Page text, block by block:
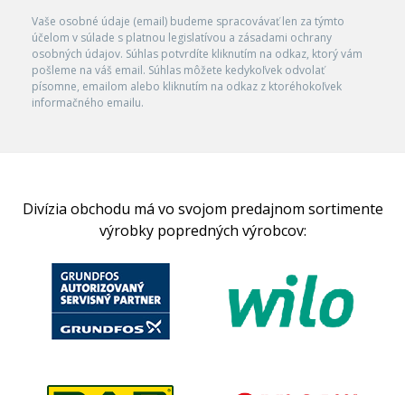
Vaše osobné údaje (email) budeme spracovávať len za týmto
účelom v súlade s platnou legislatívou a zásadami ochrany
osobných údajov. Súhlas potvrdíte kliknutím na odkaz, ktorý vám
pošleme na váš email. Súhlas môžete kedykoľvek odvolať
písomne, emailom alebo kliknutím na odkaz z ktoréhokoľvek
informačného emailu.
Divízia obchodu má vo svojom predajnom sortimente
výrobky popredných výrobcov: